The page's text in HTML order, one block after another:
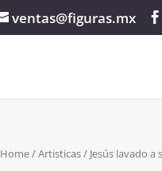
ventas@figuras.mx
Home/Artisticas/ Jesús lavado a